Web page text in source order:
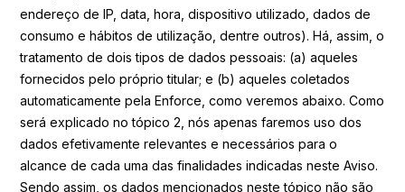
endereço de IP, data, hora, dispositivo utilizado, dados de
consumo e hábitos de utilização, dentre outros). Há, assim, o
tratamento de dois tipos de dados pessoais: (a) aqueles
fornecidos pelo próprio titular; e (b) aqueles coletados
automaticamente pela Enforce, como veremos abaixo. Como
será explicado no tópico 2, nós apenas faremos uso dos
dados efetivamente relevantes e necessários para o
alcance de cada uma das finalidades indicadas neste Aviso.
Sendo assim, os dados mencionados neste tópico não são